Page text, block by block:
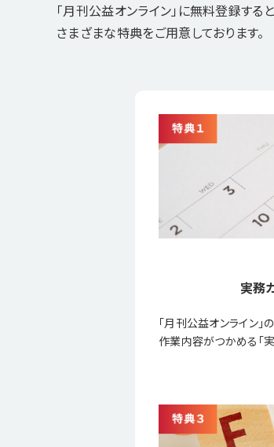
「月刊公益オンライン」に無料登録す
さまざまな特典をご用意しております。
実務
「月刊公益オンライン
作業内容がつかめる「